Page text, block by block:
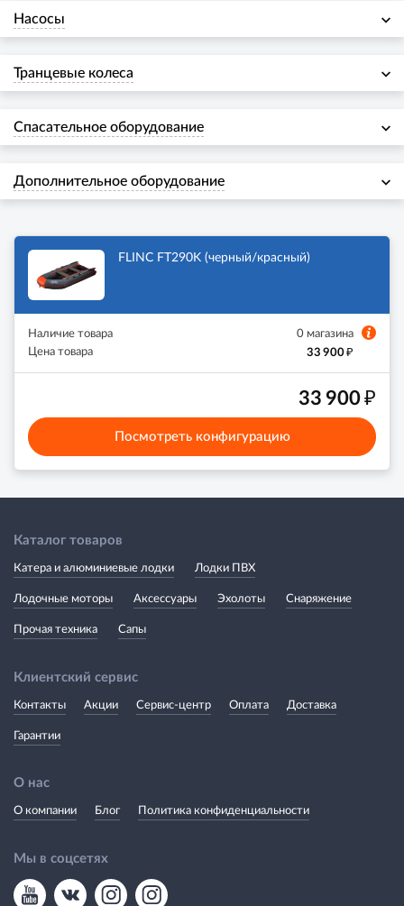
Насосы
Транцевые колеса
Спасательное оборудование
Дополнительное оборудование
FLINC FT290K (черный/красный)
Наличие товара
0 магазина
Цена товара
33 900₽
33 900₽
Посмотреть конфигурацию
Каталог товаров
Катера и алюминиевые лодки Лодки ПВХ
Лодочные моторы Аксессуары Эхолоты Снаряжение
Прочая техника Сапы
Клиентский сервис
Контакты Акции Сервис-центр Оплата Доставка
Гарантии
О нас
О компании Блог Политика конфиденциальности
Мы в соцсетях